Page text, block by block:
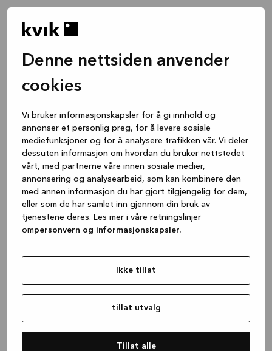
Denne nettsiden anvender
cookies
Vi bruker informasjonskapsler for å gi innhold og
annonser et personlig preg, for å levere sosiale
mediefunksjoner og for å analysere trafikken vår. Vi deler
dessuten informasjon om hvordan du bruker nettstedet
vårt, med partnerne våre innen sosiale medier,
annonsering og analysearbeid, som kan kombinere den
med annen informasjon du har gjort tilgjengelig for dem,
eller som de har samlet inn gjennom din bruk av
tjenestene deres. Les mer i våre retningslinjer
ompersonvern og informasjonskapsler.
Ikke tillat
tillat utvalg
Tillat alle
(see the browser console for more
information).